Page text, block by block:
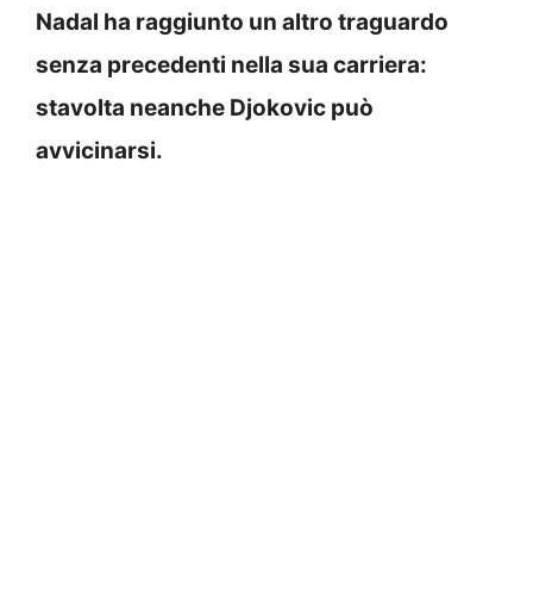
Nadal ha raggiunto un altro traguardo
senza precedenti nella sua carriera:
stavolta neanche Djokovic può
avvicinarsi.